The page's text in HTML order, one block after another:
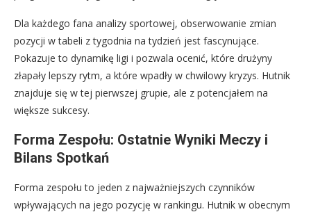
Dla każdego fana analizy sportowej, obserwowanie zmian
pozycji w tabeli z tygodnia na tydzień jest fascynujące.
Pokazuje to dynamikę ligi i pozwala ocenić, które drużyny
złapały lepszy rytm, a które wpadły w chwilowy kryzys. Hutnik
znajduje się w tej pierwszej grupie, ale z potencjałem na
większe sukcesy.
Forma Zespołu: Ostatnie Wyniki Meczy i
Bilans Spotkań
Forma zespołu to jeden z najważniejszych czynników
wpływających na jego pozycję w rankingu. Hutnik w obecnym